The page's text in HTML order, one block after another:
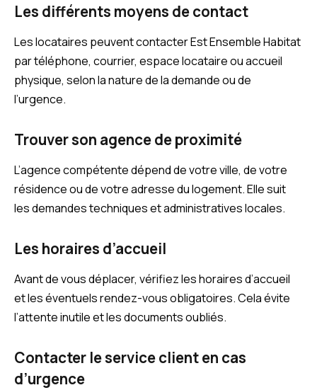
Les différents moyens de contact
Les locataires peuvent contacter Est Ensemble Habitat
par téléphone, courrier, espace locataire ou accueil
physique, selon la nature de la demande ou de
l’urgence.
Trouver son agence de proximité
L’agence compétente dépend de votre ville, de votre
résidence ou de votre adresse du logement. Elle suit
les demandes techniques et administratives locales.
Les horaires d’accueil
Avant de vous déplacer, vérifiez les horaires d’accueil
et les éventuels rendez-vous obligatoires. Cela évite
l’attente inutile et les documents oubliés.
Contacter le service client en cas
d’urgence